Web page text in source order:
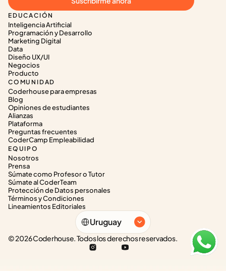
EDUCACIÓN
Inteligencia Artificial
Programación y Desarrollo
Marketing Digital
Data
Diseño UX/UI
Negocios
Producto
COMUNIDAD
Coderhouse para empresas
Blog
Opiniones de estudiantes
Alianzas
Plataforma
Preguntas frecuentes
CoderCamp Empleabilidad
EQUIPO
Nosotros
Prensa
Súmate como Profesor o Tutor
Súmate al CoderTeam
Protección de Datos personales
Términos y Condiciones
Lineamientos Editoriales
Select Language
Uruguay
© 2026 Coderhouse. Todos los derechos reservados.